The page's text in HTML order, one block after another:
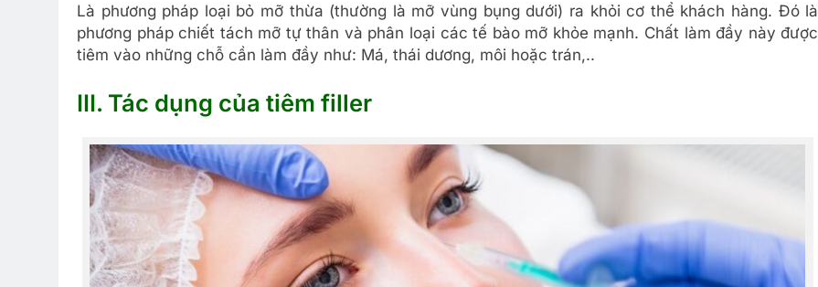
Là phương pháp loại bỏ mỡ thừa (thường là mỡ vùng bụng dưới) ra khỏi cơ thể khách hàng. Đó là
phương pháp chiết tách mỡ tự thân và phân loại các tế bào mỡ khỏe mạnh. Chất làm đầy này được
tiêm vào những chỗ cần làm đầy như: Má, thái dương, môi hoặc trán,..
III. Tác dụng của tiêm filler